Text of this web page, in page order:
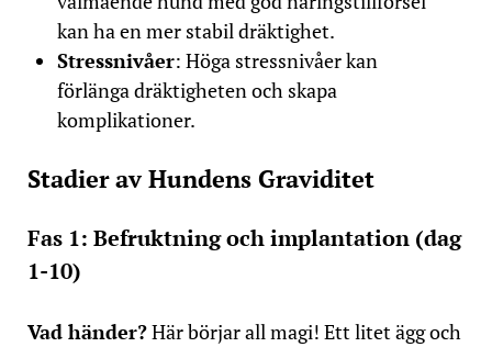
kan ha en mer stabil dräktighet​.
Stressnivåer: Höga stressnivåer kan
förlänga dräktigheten och skapa
komplikationer​.
Stadier av Hundens Graviditet
Fas 1: Befruktning och implantation (dag
1-10)
Vad händer?Här börjar all magi! Ett litet ägg och